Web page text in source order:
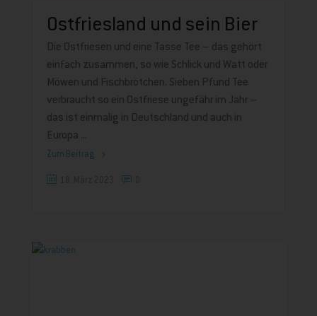
Ostfriesland und sein Bier
Die Ostfriesen und eine Tasse Tee – das gehört
einfach zusammen, so wie Schlick und Watt oder
Möwen und Fischbrötchen. Sieben Pfund Tee
verbraucht so ein Ostfriese ungefähr im Jahr –
das ist einmalig in Deutschland und auch in
Europa
Zum Beitrag